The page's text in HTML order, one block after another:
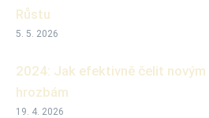
Růstu
5. 5. 2026
2024: Jak efektivně čelit
hrozbám
19. 4. 2026